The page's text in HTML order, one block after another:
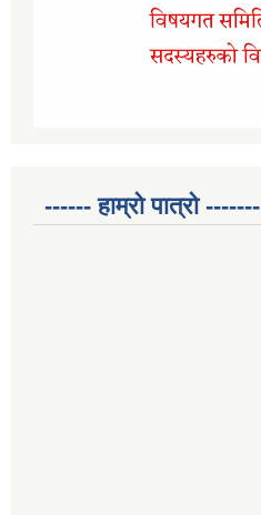
------ हाम्रो पात्रो -------